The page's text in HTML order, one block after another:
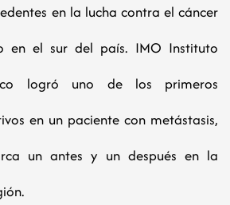
en la lucha contra el cáncer
en el sur del país. IMO Instituto
logró uno de los primeros
en un paciente con metástasis,
un antes y un después en la